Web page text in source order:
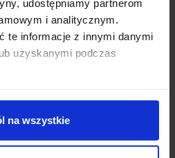
udostępniamy partnerom
i analitycznym.
te informacje z innymi danymi
uzyskanymi podczas
na wszystkie
x 17cm